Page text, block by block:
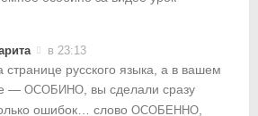
в 23:13
странице русского языка, а в вашем
— ОСОБИНО, вы сделали сразу
ошибок… слово ОСОБЕННО,